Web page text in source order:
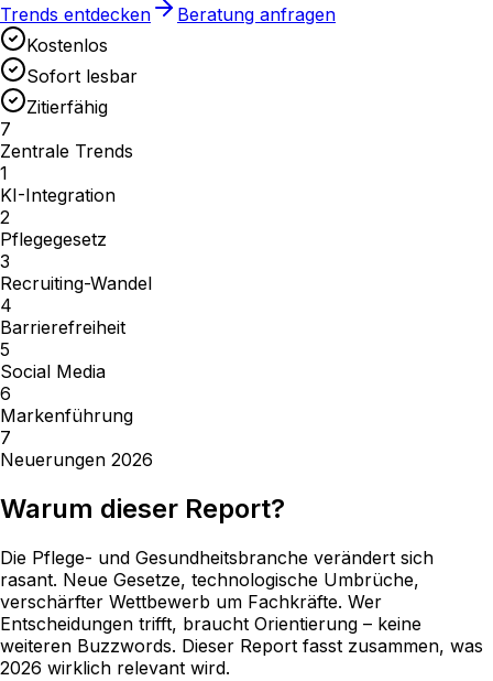
Trends entdecken
Beratung anfragen
Kostenlos
Sofort lesbar
Zitierfähig
7
Zentrale Trends
1
KI-Integration
2
Pflegegesetz
3
Recruiting-Wandel
4
Barrierefreiheit
5
Social Media
6
Markenführung
7
Neuerungen 2026
Warum dieser Report?
Die Pflege- und Gesundheitsbranche verändert sich
rasant. Neue Gesetze, technologische Umbrüche,
verschärfter Wettbewerb um Fachkräfte. Wer
Entscheidungen trifft, braucht Orientierung – keine
weiteren Buzzwords. Dieser Report fasst zusammen, was
2026 wirklich relevant wird.